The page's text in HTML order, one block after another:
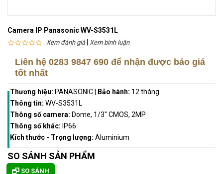
Camera IP Panasonic WV-S3531L
Xem đánh giá| Xem bình luận
Liên hệ 0283 9847 690 để nhận được báo giá
tốt nhất
Thương hiệu: PANASONIC Bảo hành: 12 tháng
Thông tin: WV-S3531L
Thông số camera: Dome, 1/3" CMOS, 2MP
Thông số khác: IP66
Kích thước - Trọng lượng: Aluminium
SO SÁNH SẢN PHẨM
SO SÁNH